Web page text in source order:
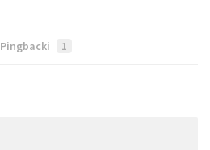
Pingbacki 1